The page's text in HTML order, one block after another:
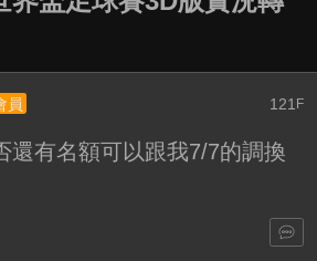
121 F
員
還有名額可以跟我7/7的調換